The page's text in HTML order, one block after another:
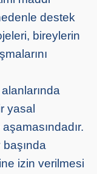
destek
bireylerin
yasal
izin verilmesi